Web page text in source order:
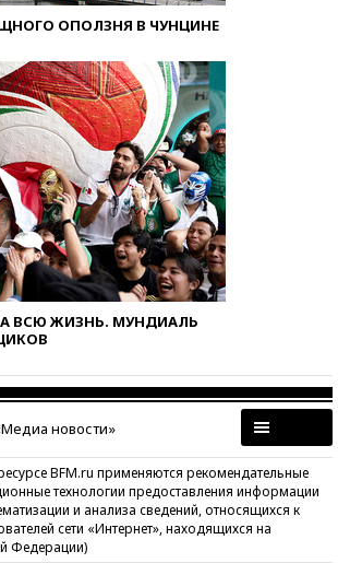
ОПОЛЗНЯ В ЧУНЦИНЕ
ВСЮ ЖИЗНЬ. МУНДИАЛЬ
новости»
BFM.ru применяются рекомендательные
технологии предоставления информации
и анализа сведений, относящихся к
сети «Интернет», находящихся на
Федерации)